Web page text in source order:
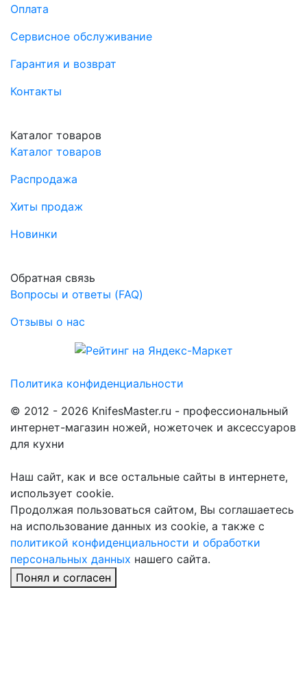
Оплата
Сервисное обслуживание
Гарантия и возврат
Контакты
Каталог товаров
Каталог товаров
Распродажа
Хиты продаж
Новинки
Обратная связь
Вопросы и ответы (FAQ)
Отзывы о нас
Политика конфиденциальности
© 2012 - 2026 KnifesMaster.ru - профессиональный
интернет-магазин ножей, ножеточек и аксессуаров
для кухни
Наш сайт, как и все остальные сайты в интернете,
использует cookie.
Продолжая пользоваться сайтом, Вы соглашаетесь
на использование данных из cookie, а также с
политикой конфиденциальности и обработки
персональных данных нашего сайта.
Понял и согласен